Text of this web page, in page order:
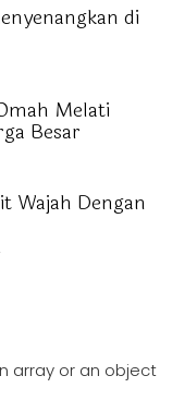
di
Melati
Besar
Wajah Dengan
array or an object